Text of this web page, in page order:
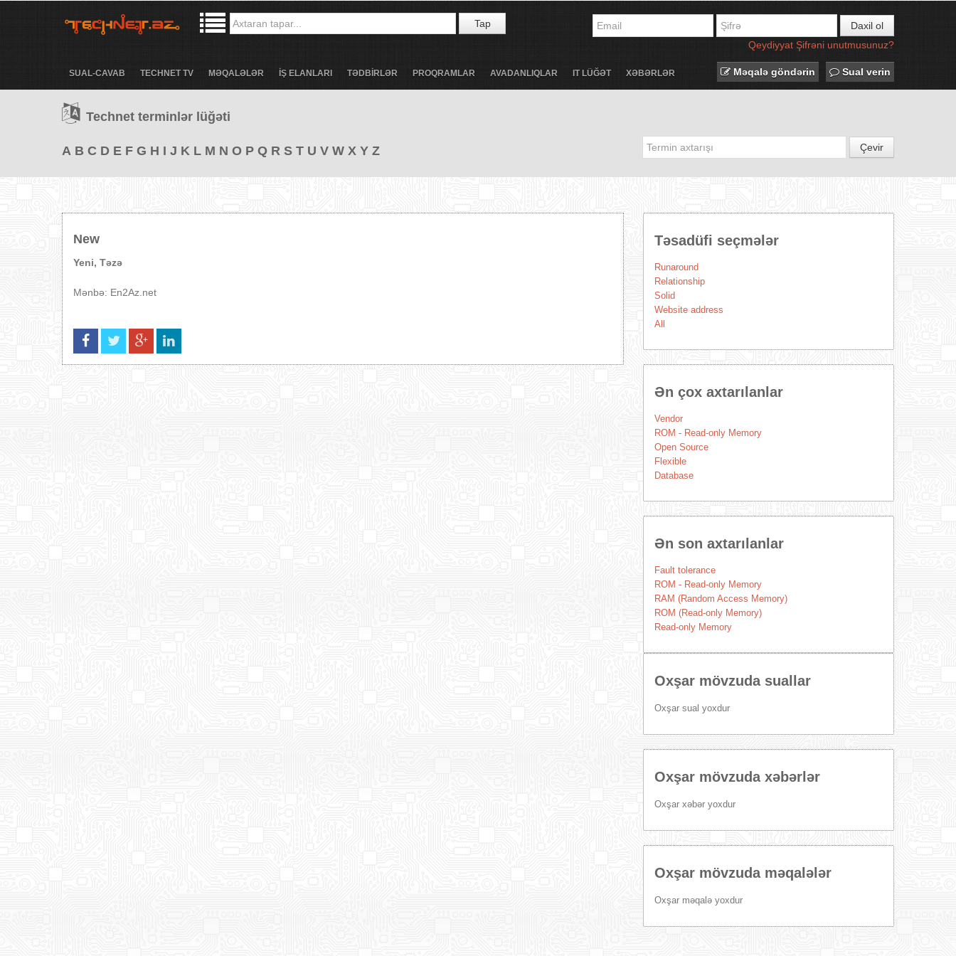
Tap
Daxil ol
Qeydiyyat Şifrəni unutmusunuz?
SUAL-CAVAB TECHNET TV MƏQALƏLƏR İŞ ELANLARI TƏDBİRLƏR PROQRAMLAR AVADANLIQLAR IT LÜĞƏT XƏBƏRLƏR Məqalə göndərin Sual verin
Technet terminlər lüğəti
A B C D E F G H I J K L M N O P Q R S T U V W X Y Z Çevir
New
Yeni, Təzə
Mənbə: En2Az.net
Təsadüfi seçmələr
Runaround
Relationship
Solid
Website address
All
Ən çox axtarılanlar
Vendor
ROM - Read-only Memory
Open Source
Flexible
Database
Ən son axtarılanlar
Fault tolerance
ROM - Read-only Memory
RAM (Random Access Memory)
ROM (Read-only Memory)
Read-only Memory
Oxşar mövzuda suallar
Oxşar sual yoxdur
Oxşar mövzuda xəbərlər
Oxşar xəbər yoxdur
Oxşar mövzuda məqalələr
Oxşar məqalə yoxdur